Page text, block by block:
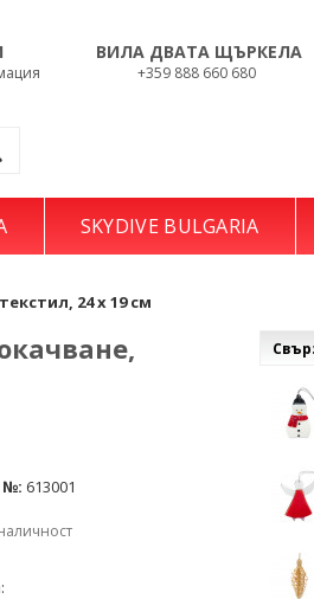
ВИЛА ДВАТА ЩЪРКЕЛА
+359 888 660 680
SKYDIVE BULGARIA
24 х 19 см
№: 613001